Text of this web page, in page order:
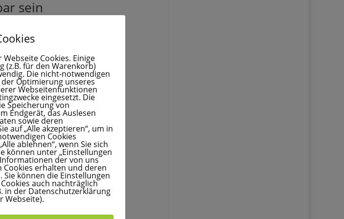
sein
Familienzeit hast.
Schritt für Schritt etwas
Präsenz oder
Mama Business
ein
dich anzumelden
Cookies. Einige
(z.B. für den Warenkorb)
Die nicht-notwendigen
Optimierung unseres
Webseitenfunktionen
eingesetzt. Die
Speicherung von
Endgerät, das Auslesen
sowie deren
auf „Alle akzeptieren“, um in
Cookies
ablehnen“, wenn Sie sich
können unter „Einstellungen
der von uns
Cookies erhalten und deren
können die Einstellungen
auch nachträglich
in der Datenschutzerklärung
Webseite).